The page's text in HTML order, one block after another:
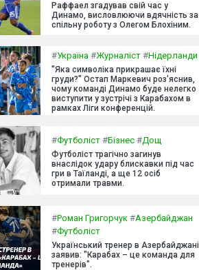
Раффаел згадував свій час у
Динамо, висловлюючи вдячність за
спільну роботу з Олегом Блохіним.
#Україна #Журналіст #Нідерланди
"Яка символіка прикрашає їхні
груди?" Остап Маркевич роз'яснив,
чому команді Динамо буде нелегко
виступити у зустрічі з Карабахом в
рамках Ліги конференцій.
#Футболіст #Бізнес #Дощ
Футболіст трагічно загинув
внаслідок удару блискавки під час
гри в Таїланді, а ще 12 осіб
отримали травми.
#Роман Григорчук #Азербайджан
#Футболіст
Український тренер в Азербайджані
заявив: "Карабах – це команда для
тренерів".